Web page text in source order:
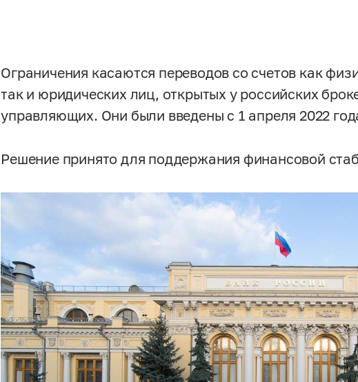
Ограничения касаются переводов со счетов как
так и юридических лиц, открытых у российских
управляющих. Они были введены с 1 апреля 2022
Решение принято для поддержания финансовой